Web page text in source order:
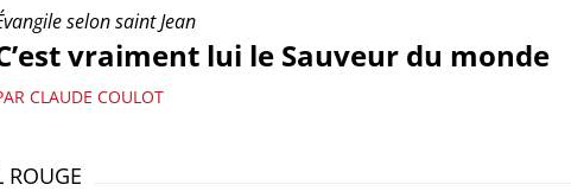
selon saint Jean
vraiment lui le Sauveur du monde
CLAUDE COULOT
ROUGE